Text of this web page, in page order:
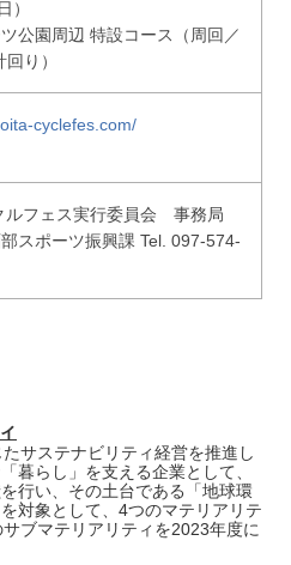
）
公園周辺 特設コース（周回／
り）
cyclefes.com/
ルフェス実行委員会 事務局
スポーツ振興課 Tel. 097-574-
サステナビリティ経営を推進し
暮らし」を支える企業として、
行い、その土台である「地球環
対象として、4つのマテリアリテ
ブマテリアリティを2023年度に